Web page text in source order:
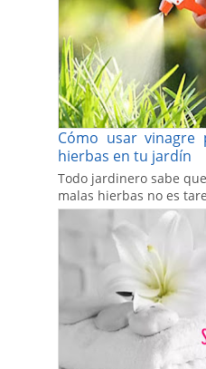
Cómo usar vinagre
hierbas en tu jardín
Todo jardinero sabe
malas hierbas no es